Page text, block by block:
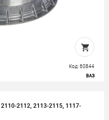
Код: 60844
ВАЗ
2112, 2113-2115, 1117-